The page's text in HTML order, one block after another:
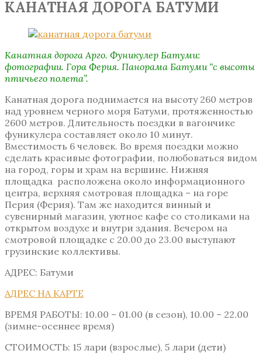
КАНАТНАЯ ДОРОГА БАТУМИ
Канатная дорога Арго. Фуникулер Батуми:
фотографии. Гора Ферия. Панорама Батуми “с высоты
птичьего полета”.
Канатная дорога поднимается на высоту 260 метров
над уровнем черного моря Батуми, протяженностью
2600 метров. Длительность поездки в вагончике
фуникулера составляет около 10 минут.
Вместимость 6 человек. Во время поездки можно
сделать красивые фотографии, полюбоваться видом
на город, горы и храм на вершине. Нижняя
площадка расположена около информационного
центра, верхняя смотровая площадка – на горе
Перия (Ферия). Там же находится винный и
сувенирный магазин, уютное кафе со столиками на
открытом воздухе и внутри здания. Вечером на
смотровой площадке с 20.00 до 23.00 выступают
грузинские коллективы.
АДРЕС: Батуми
АДРЕС НА КАРТЕ
ВРЕМЯ РАБОТЫ: 10.00 – 01.00 (в сезон), 10.00 – 22.00
(зимне-осеннее время)
СТОИМОСТЬ: 15 лари (взрослые), 5 лари (дети)